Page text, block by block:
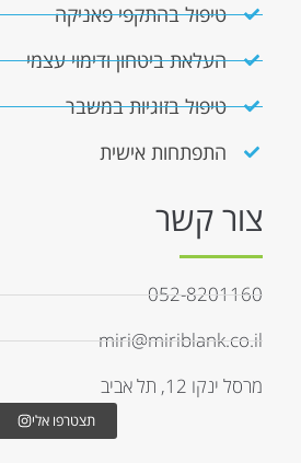
טיפול בהתקפי פאניקה
העלאת ביטחון ודימוי עצמי
טיפול בזוגיות במשבר
התפתחות אישית
צור קשר
052-8201160
miri@miriblank.co.il
מרסל ינקו 12, תל אביב
תצטרפו אלי